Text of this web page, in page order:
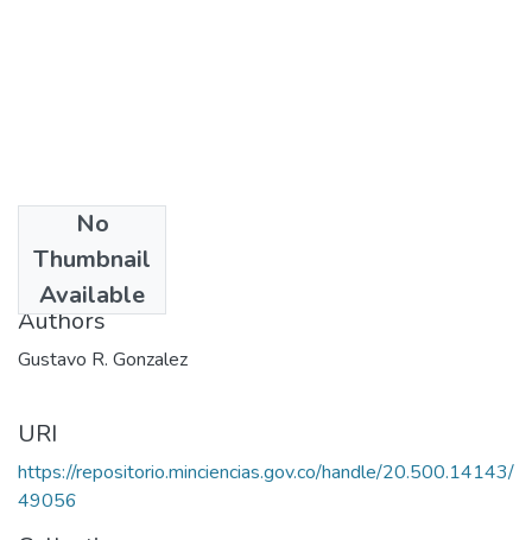
No
Thumbnail
Available
1988
Authors
Gustavo R. Gonzalez
URI
https://repositorio.minciencias.gov.co/handle/20.500.14143/
49056